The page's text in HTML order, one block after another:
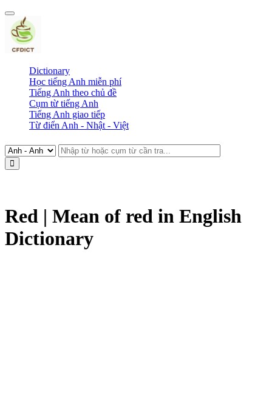
Dictionary
Học tiếng Anh miễn phí
Tiếng Anh theo chủ đề
Cụm từ tiếng Anh
Tiếng Anh giao tiếp
Từ điển Anh - Nhật - Việt
Red | Mean of red in English
Dictionary